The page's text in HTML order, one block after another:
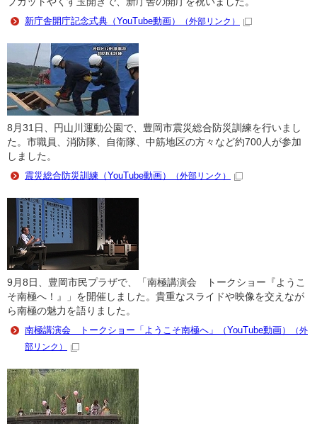
新庁舎開庁記念式典（YouTube動画）
（外部リンク）
8月31日、円山川運動公園で、豊岡市震災総合防災訓練を行いまし
た。市職員、消防隊、自衛隊、中筋地区の方々など約700人が参加
しました。
震災総合防災訓練（YouTube動画）
（外部リンク）
9月8日、豊岡市民プラザで、「南極講演会 トークショー『ようこ
そ南極へ！』」を開催しました。貴重なスライドや映像を交えなが
ら南極の魅力を語りました。
南極講演会 トークショー「ようこそ南極へ」（YouTube動画）
（外
部リンク）